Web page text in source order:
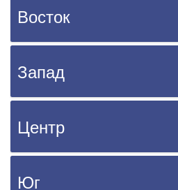
Восток
Запад
Центр
Юг